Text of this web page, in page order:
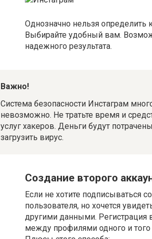
Однозначно нельзя
Выбирайте удобный вам.
надежного результата.
Важно!
Система безопасности Инстаграм
невозможно. Не тратьте время и
услуг хакеров. Деньги будут
загрузить вирус.
Создание второго
Если не хотите подписываться
пользователя, но хочется
другими данными. Регистрация
между профилями одного и